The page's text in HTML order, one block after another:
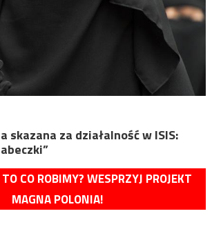
skazana za działalność w ISIS:
CO ROBIMY? WESPRZYJ PROJEKT
MAGNA POLONIA!